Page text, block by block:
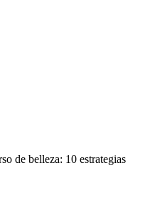
de belleza: 10 estrategias